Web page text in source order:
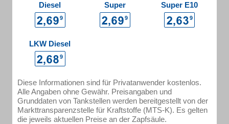
Diesel Super Super E10
LKW Diesel
Diese Informationen sind für Privatanwender kostenlos.
Alle Angaben ohne Gewähr. Preisangaben und
Grunddaten von Tankstellen werden bereitgestellt von der
Markttransparenzstelle für Kraftstoffe (MTS-K). Es gelten
die jeweils aktuellen Preise an der Zapfsäule.